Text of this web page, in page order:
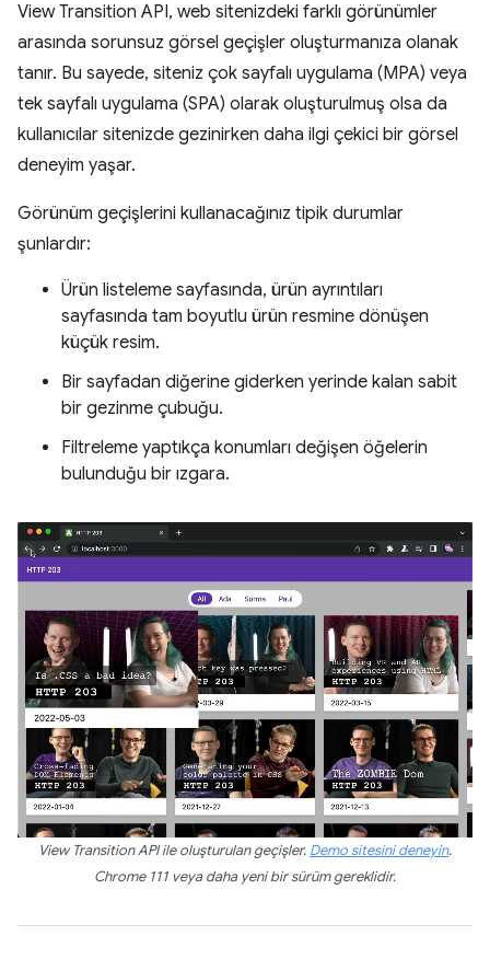
View Transition API, web sitenizdeki farklı görünümler
arasında sorunsuz görsel geçişler oluşturmanıza olanak
tanır. Bu sayede, siteniz çok sayfalı uygulama (MPA) veya
tek sayfalı uygulama (SPA) olarak oluşturulmuş olsa da
kullanıcılar sitenizde gezinirken daha ilgi çekici bir görsel
deneyim yaşar.
Görünüm geçişlerini kullanacağınız tipik durumlar
şunlardır:
Ürün listeleme sayfasında, ürün ayrıntıları
sayfasında tam boyutlu ürün resmine dönüşen
küçük resim.
Bir sayfadan diğerine giderken yerinde kalan sabit
bir gezinme çubuğu.
Filtreleme yaptıkça konumları değişen öğelerin
bulunduğu bir ızgara.
View Transition API ile oluşturulan geçişler. Demo sitesini deneyin.
Chrome 111 veya daha yeni bir sürüm gereklidir.